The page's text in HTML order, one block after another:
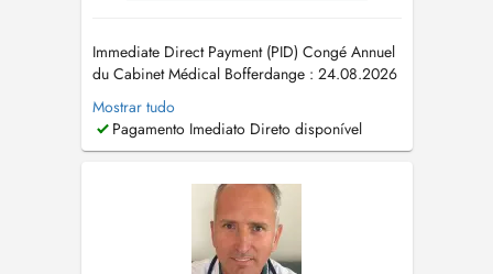
Immediate Direct Payment (PID) Congé Annuel
du Cabinet Médical Bofferdange : 24.08.2026
28.08.2026 Les nouveaux patients sont pries
d'envoyer par email-reponse leur nom, prénom
et adresse postale pour que le rendez-vous soit
Consultation pour...
Mostrar tudo
Pagamento Imediato Direto disponível